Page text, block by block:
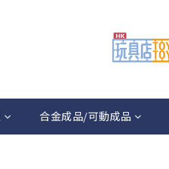
合金成品/可動成品